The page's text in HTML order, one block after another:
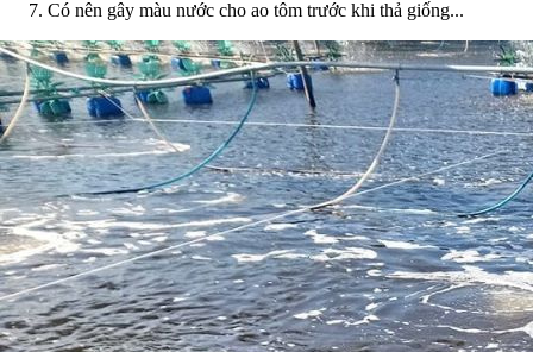
Có nên gây màu nước cho ao tôm trước khi thả giống...